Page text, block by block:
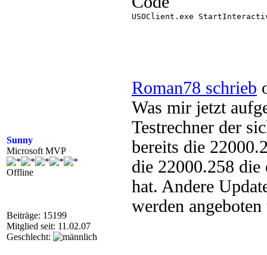
Sunny
Microsoft MVP
Offline
Beiträge: 15199
Mitglied seit: 11.02.07
Geschlecht:
USOClient.exe
Roman78 schrieb
Was mir jetzt
Testrechner der
bereits die
die 22000.258
hat. Andere
werden